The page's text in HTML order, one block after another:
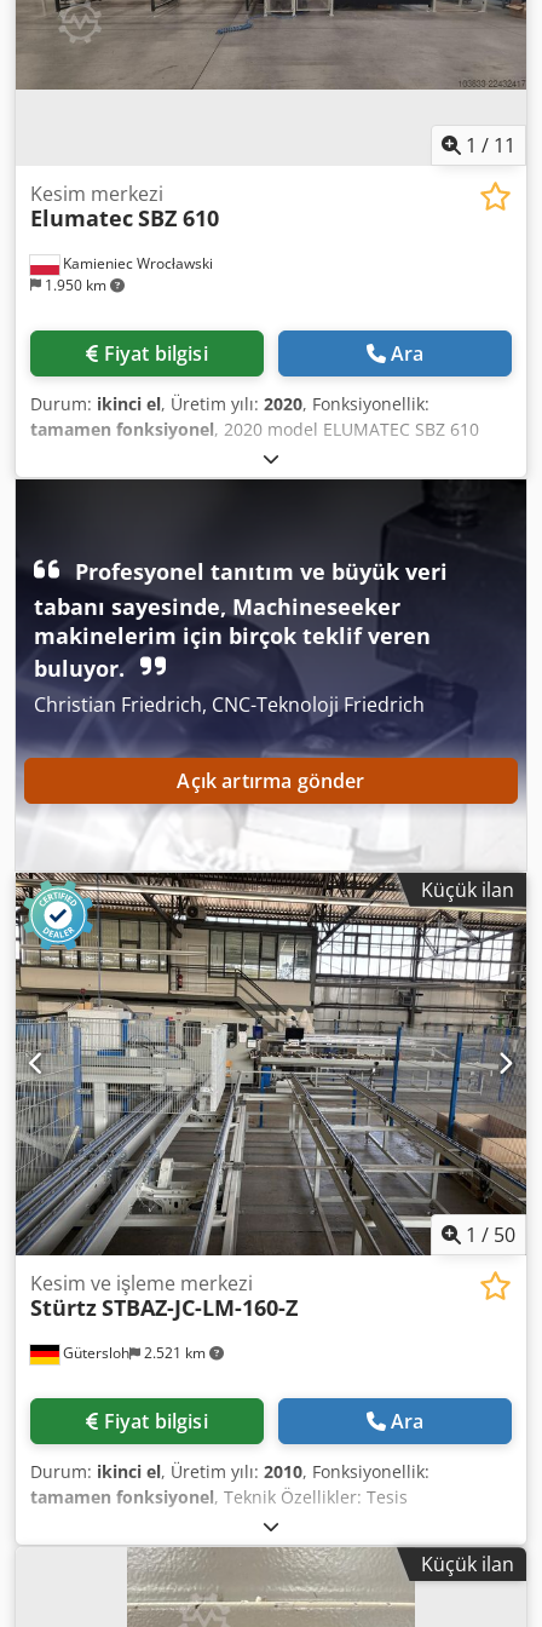
almak veya makineyi görmek için lütfen iletişime geçiniz.
1 / 11
Kamieniec Wrocławski
1.950 km
Kesim merkezi
ElumatecSBZ 610
Fiyat bilgisi Ara
Durum: ikinci el, Üretim yılı: 2020, Fonksiyonellik:
tamamen fonksiyonel, 2020 model ELUMATEC SBZ 610
kesim merkezi satılıktır. Makine tamamen çalışır durumda
ve kullanıma hazırdır. Cedpfx Aezpwzbscajrf
Profesyonel tanıtım ve büyük veri
tabanı sayesinde, Machineseeker
makinelerim için birçok teklif veren
buluyor.
Christian Friedrich, CNC-Teknoloji Friedrich
Açık artırma gönder
Küçük ilan
1 / 50
Gütersloh 2.521 km
Kesim ve işleme merkezi
StürtzSTBAZ-JC-LM-160-Z
Fiyat bilgisi Ara
Durum: ikinci el, Üretim yılı: 2010, Fonksiyonellik:
tamamen fonksiyonel, Teknik Özellikler: Tesis
performansı: 8 saatte yaklaşık 2.000 kesim; kullanılan
donatıların kesitlerine bağlıdır. Besleme magazini: 12 yuva;
otomatik çalışma Boşaltma magazini: 12 yuva; otomatik
çalışma Profil uzunluğu, maksimum: 6.000 mm Profil
Küçük ilan